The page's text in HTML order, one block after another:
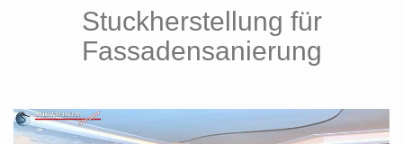
Stuckherstellung für
Fassadensanierung